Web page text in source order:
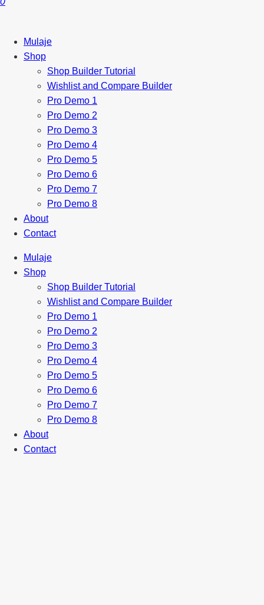
Mulaje
Shop
Shop Builder Tutorial
Wishlist and Compare Builder
Pro Demo 1
Pro Demo 2
Pro Demo 3
Pro Demo 4
Pro Demo 5
Pro Demo 6
Pro Demo 7
Pro Demo 8
About
Contact
Mulaje
Shop
Shop Builder Tutorial
Wishlist and Compare Builder
Pro Demo 1
Pro Demo 2
Pro Demo 3
Pro Demo 4
Pro Demo 5
Pro Demo 6
Pro Demo 7
Pro Demo 8
About
Contact